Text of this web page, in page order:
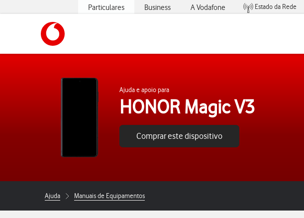
Particulares Business A Vodafone
Estado da Rede
Ajuda e apoio para
HONOR Magic V3
Comprar este dispositivo
Ajuda Manuais de Equipamentos